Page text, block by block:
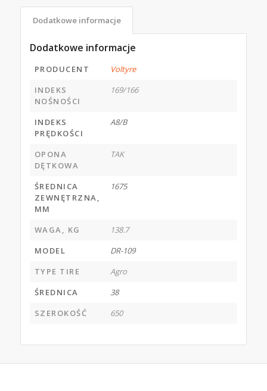
Dodatkowe informacje
Dodatkowe informacje
PRODUCENT
Voltyre
INDEKS
NOŚNOŚCI
169/166
INDEKS
PRĘDKOŚCI
A8/B
OPONA
DĘTKOWA
TAK
ŚREDNICA
ZEWNĘTRZNA,
MM
1675
WAGA, KG
138.7
MODEL
DR-109
TYPE TIRE
Agro
ŚREDNICA
38
SZEROKOŚĆ
650